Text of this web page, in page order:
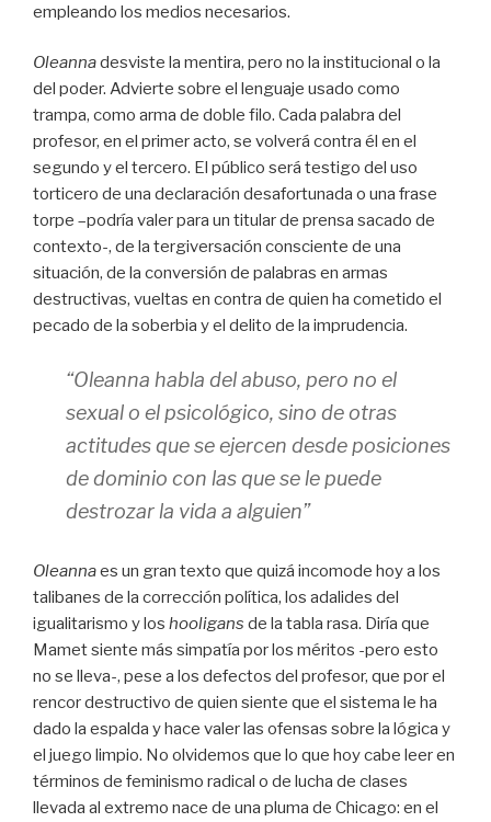
empleando los medios necesarios.
Oleannadesviste la mentira, pero no la institucional o la
del poder. Advierte sobre el lenguaje usado como
trampa, como arma de doble filo. Cada palabra del
profesor, en el primer acto, se volverá contra él en el
segundo y el tercero. El público será testigo del uso
torticero de una declaración desafortunada o una frase
torpe –podría valer para un titular de prensa sacado de
contexto-, de la tergiversación consciente de una
situación, de la conversión de palabras en armas
destructivas, vueltas en contra de quien ha cometido el
pecado de la soberbia y el delito de la imprudencia.
“Oleanna habla del abuso, pero no el
sexual o el psicológico, sino de otras
actitudes que se ejercen desde posiciones
de dominio con las que se le puede
destrozar la vida a alguien”
Oleannaes un gran texto que quizá incomode hoy a los
talibanes de la corrección política, los adalides del
igualitarismo y los hooligans de la tabla rasa. Diría que
Mamet siente más simpatía por los méritos -pero esto
no se lleva-, pese a los defectos del profesor, que por el
rencor destructivo de quien siente que el sistema le ha
dado la espalda y hace valer las ofensas sobre la lógica y
el juego limpio. No olvidemos que lo que hoy cabe leer en
términos de feminismo radical o de lucha de clases
llevada al extremo nace de una pluma de Chicago: en el